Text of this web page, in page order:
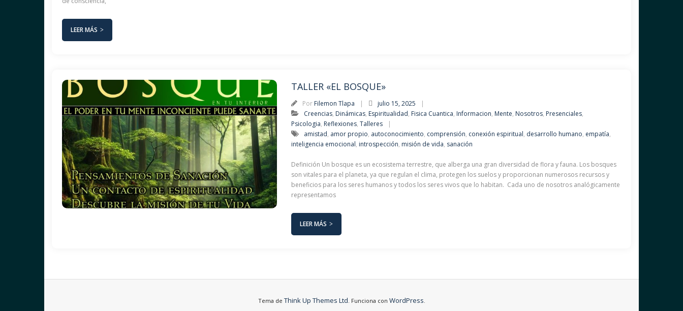
LEER MÁS
TALLER «EL BOSQUE»
Por Filemon Tlapa
julio 15, 2025
Creencias, Dinámicas, Espiritualidad, Fisica Cuantica, Informacion, Mente, Nosotros, Presenciales,
Psicologia, Reflexiones,Talleres
amistad, amor propio, autoconocimiento, comprensión, conexión espiritual, desarrollo humano, empatía,
inteligencia emocional, introspección, misión de vida, sanación
Definición Un bosque es un ecosistema terrestre, que alberga una gran diversidad de flora y fauna. Los bosques
son vitales para el planeta, ya que regulan el clima, protegen los suelos y proporcionan numerosos recursos y
beneficios para los seres humanos y todos los seres vivos que lo habitan. Cada uno de nosotros analógicamente
representamos
LEER MÁS
Tema de Think Up Themes Ltd . Funciona con WordPress